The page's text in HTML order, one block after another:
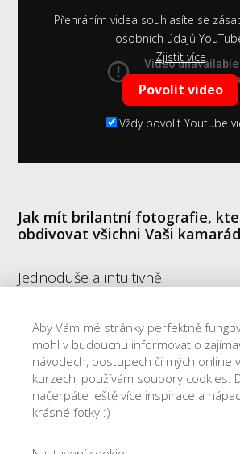
Přehráním videa souhlasíte se
osobních údajů
Zjistit více
Povolit video
Vždy povolit Youtube
Jak mít brilantní fotografie,
obdivovat všichni Vaši
Jednoduše a intuitivně.
Konkrétní návody a postupy,
hmatatelné výsledky během
Chci do kurzu
Aby Vám mé stránky perfektně
mohl v budoucnu informovat o
návodech, postupech či mých online
kurzech, používám soubory cookies.
načerpáte ještě více inspirace a
krásné fotky :)